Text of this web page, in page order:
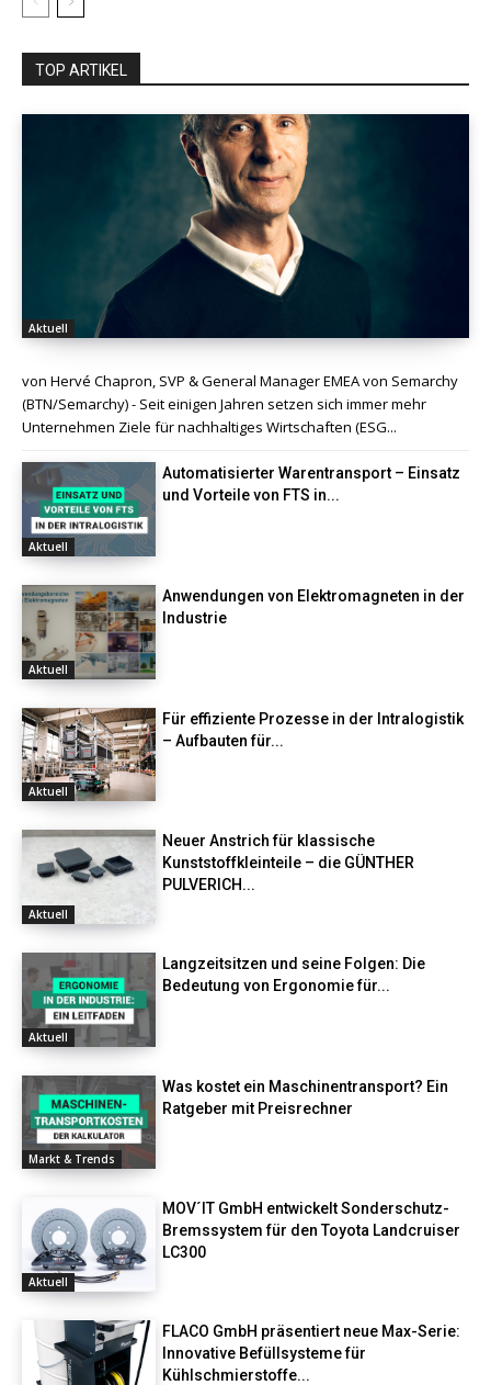
TOP ARTIKEL
Aktuell
von Hervé Chapron, SVP & General Manager EMEA von Semarchy
(BTN/Semarchy) - Seit einigen Jahren setzen sich immer mehr
Unternehmen Ziele für nachhaltiges Wirtschaften (ESG...
Aktuell
Automatisierter Warentransport – Einsatz
und Vorteile von FTS in...
Aktuell
Anwendungen von Elektromagneten in der
Industrie
Aktuell
Für effiziente Prozesse in der Intralogistik
– Aufbauten für...
Aktuell
Neuer Anstrich für klassische
Kunststoffkleinteile – die GÜNTHER
PULVERICH...
Aktuell
Langzeitsitzen und seine Folgen: Die
Bedeutung von Ergonomie für...
Markt & Trends
Was kostet ein Maschinentransport? Ein
Ratgeber mit Preisrechner
Aktuell
MOV´IT GmbH entwickelt Sonderschutz-
Bremssystem für den Toyota Landcruiser
LC300
FLACO GmbH präsentiert neue Max-Serie:
Innovative Befüllsysteme für
Kühlschmierstoffe...